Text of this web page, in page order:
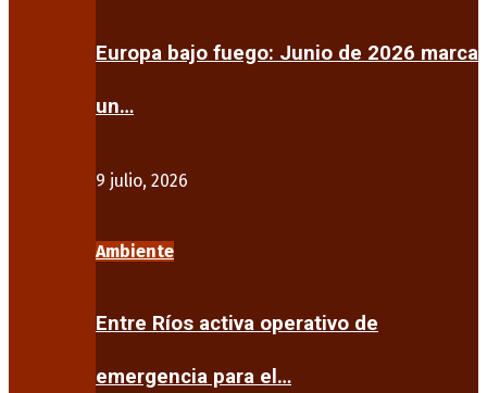
Europa bajo fuego: Junio de 2026 marca
un…
9 julio, 2026
Ambiente
Entre Ríos activa operativo de
emergencia para el…